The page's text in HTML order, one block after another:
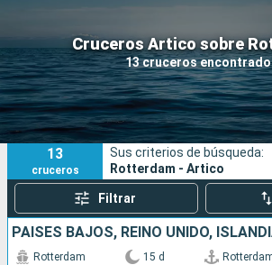
Cruceros Artico sobre
13 cruceros
Nuestros destinos
Fecha de salida
Puertos
13
cruceros
Sus criterios de búsqueda:
Rotterdam - Artico
Filtrar
PAISES BAJOS, REINO UNIDO,
Rotterdam 15 d